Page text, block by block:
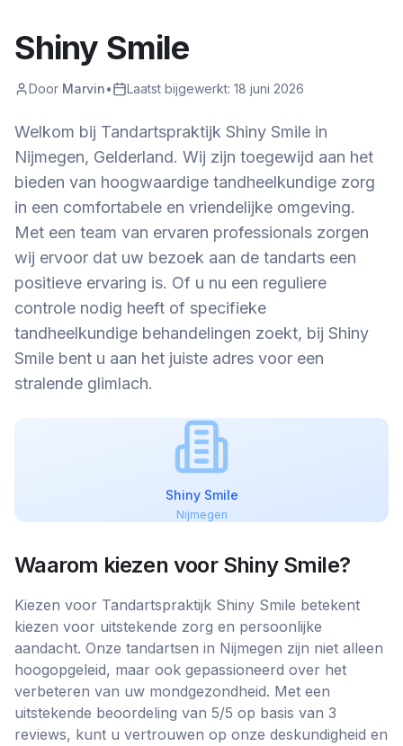
Shiny Smile
Door Marvin• Laatst bijgewerkt: 18 juni 2026
Welkom bij Tandartspraktijk Shiny Smile in
Nijmegen, Gelderland. Wij zijn toegewijd aan het
bieden van hoogwaardige tandheelkundige zorg
in een comfortabele en vriendelijke omgeving.
Met een team van ervaren professionals zorgen
wij ervoor dat uw bezoek aan de tandarts een
positieve ervaring is. Of u nu een reguliere
controle nodig heeft of specifieke
tandheelkundige behandelingen zoekt, bij Shiny
Smile bent u aan het juiste adres voor een
stralende glimlach.
Shiny Smile
Nijmegen
Waarom kiezen voor Shiny Smile?
Kiezen voor Tandartspraktijk Shiny Smile betekent
kiezen voor uitstekende zorg en persoonlijke
aandacht. Onze tandartsen in Nijmegen zijn niet alleen
hoogopgeleid, maar ook gepassioneerd over het
verbeteren van uw mondgezondheid. Met een
uitstekende beoordeling van 5/5 op basis van 3
reviews, kunt u vertrouwen op onze deskundigheid en